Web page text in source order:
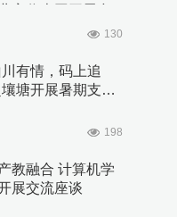
130
有情，码上追
塘开展暑期支教
198
教融合 计算机学
展交流座谈